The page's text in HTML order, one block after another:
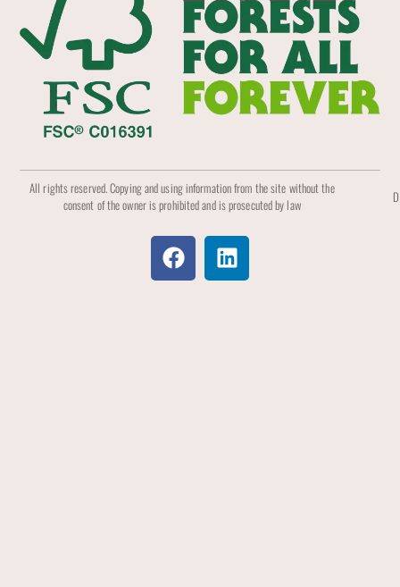
All rights reserved. Copying and using information from the site without the
consent of the owner is prohibited and is prosecuted by law